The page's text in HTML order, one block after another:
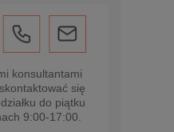
konsultantami
się
do piątku
9:00-17:00.